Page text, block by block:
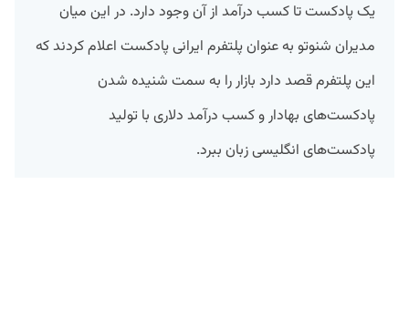
یک پادکست تا کسب درآمد از آن وجود دارد. در این میان
مدیران شنوتو به عنوان پلتفرم ایرانی پادکست اعلام کردند که
این پلتفرم قصد دارد بازار را به سمت شنیده شدن
پادکست‌های بهادار و کسب درآمد دلاری با تولید
پادکست‌های انگلیسی زبان ببرد.